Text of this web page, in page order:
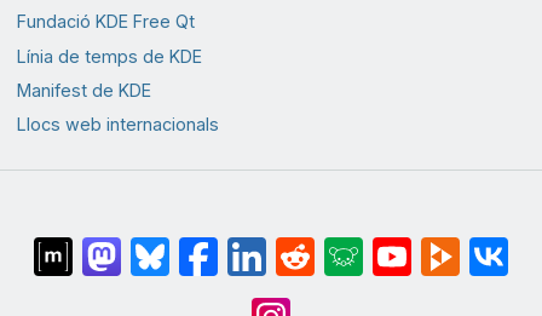
Fundació KDE Free Qt
Línia de temps de KDE
Manifest de KDE
Llocs web internacionals